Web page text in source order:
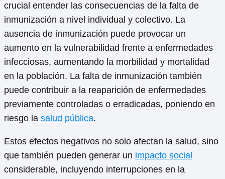
crucial entender las consecuencias de la falta de
inmunización a nivel individual y colectivo. La
ausencia de inmunización puede provocar un
aumento en la vulnerabilidad frente a enfermedades
infecciosas, aumentando la morbilidad y mortalidad
en la población. La falta de inmunización también
puede contribuir a la reaparición de enfermedades
previamente controladas o erradicadas, poniendo en
riesgo la salud pública.
Estos efectos negativos no solo afectan la salud, sino
que también pueden generar un impacto social
considerable, incluyendo interrupciones en la